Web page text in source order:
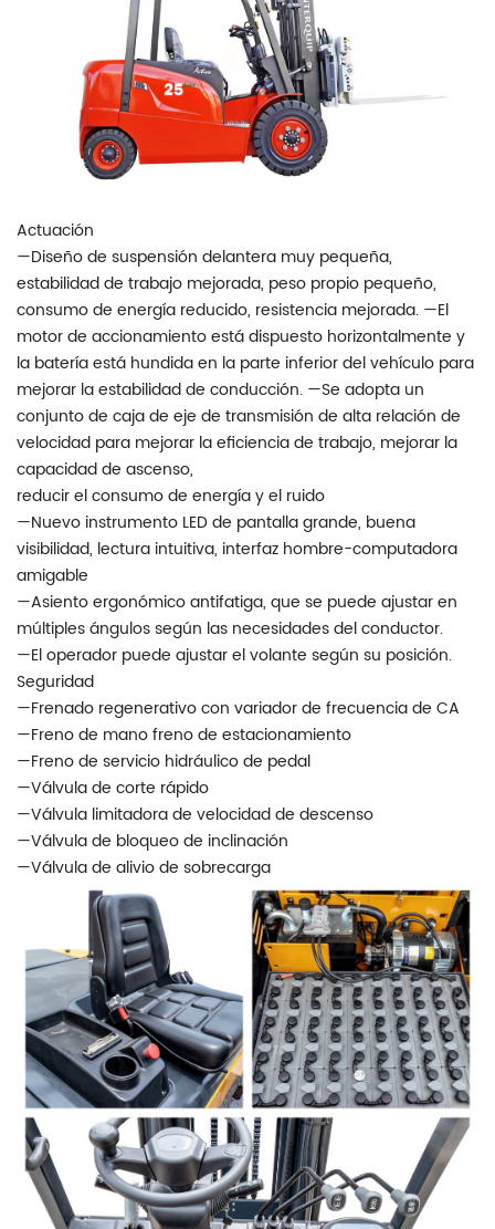
Actuación
—Diseño de suspensión delantera muy pequeña,
estabilidad de trabajo mejorada, peso propio pequeño,
consumo de energía reducido, resistencia mejorada. —El
motor de accionamiento está dispuesto horizontalmente y
la batería está hundida en la parte inferior del vehículo para
mejorar la estabilidad de conducción. —Se adopta un
conjunto de caja de eje de transmisión de alta relación de
velocidad para mejorar la eficiencia de trabajo, mejorar la
capacidad de ascenso,
reducir el consumo de energía y el ruido
—Nuevo instrumento LED de pantalla grande, buena
visibilidad, lectura intuitiva, interfaz hombre-computadora
amigable
—Asiento ergonómico antifatiga, que se puede ajustar en
múltiples ángulos según las necesidades del conductor.
—El operador puede ajustar el volante según su posición.
Seguridad
—Frenado regenerativo con variador de frecuencia de CA
—Freno de mano freno de estacionamiento
—Freno de servicio hidráulico de pedal
—Válvula de corte rápido
—Válvula limitadora de velocidad de descenso
—Válvula de bloqueo de inclinación
—Válvula de alivio de sobrecarga